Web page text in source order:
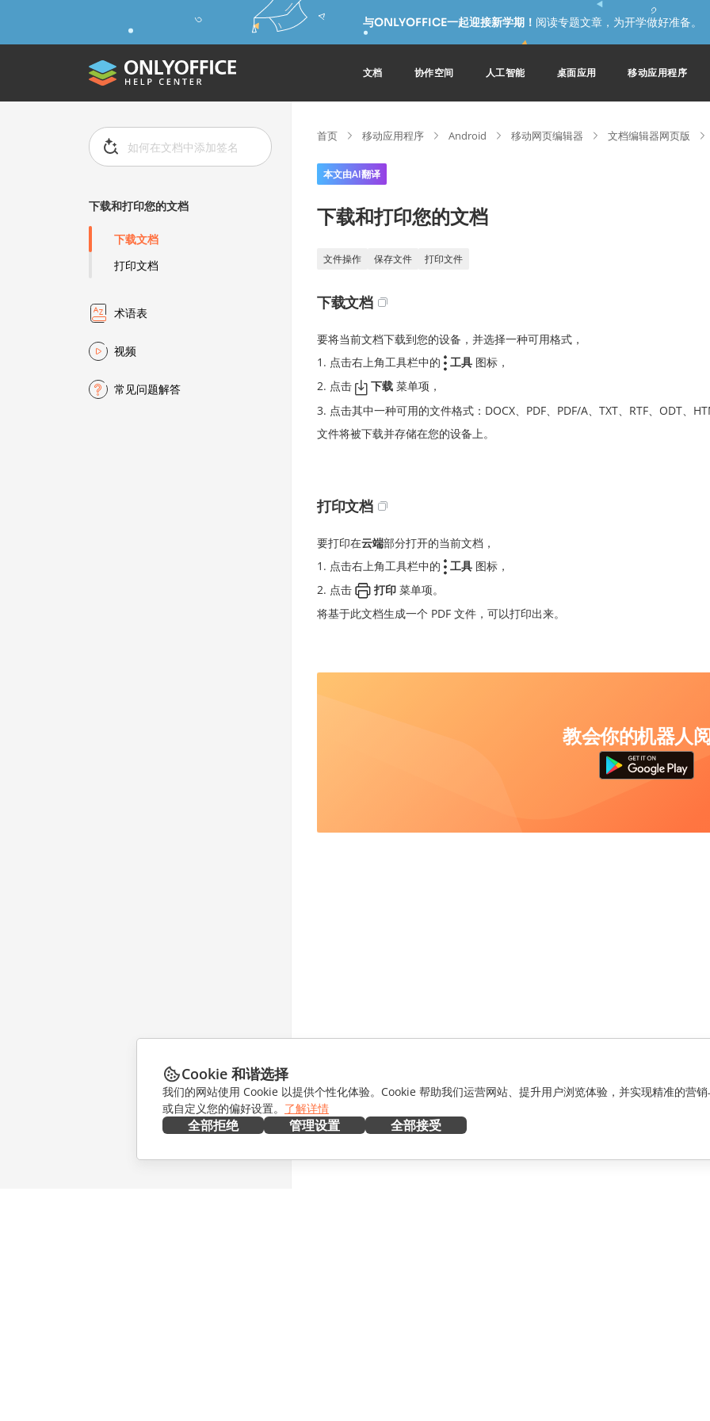
与ONLYOFFICE一起迎接新学期！ 阅读专题文章，为开学做好准备。
文档 协作空间 人工智能 桌面应用 移动应用程序
下载和打印您的文档
下载文档
打印文档
术语表
视频
常见问题解答
首页 移动应用程序 Android 移动网页编辑器 文档编辑器网页版
本文由AI翻译
下载和打印您的文档
文件操作 保存文件 打印文件
下载文档
要将当前文档下载到您的设备，并选择一种可用格式，
点击右上角工具栏中的
工具 图标，
点击
下载 菜单项，
点击其中一种可用的文件格式：DOCX、PDF、PDF/A、TXT、RTF、ODT、
文件将被下载并存储在您的设备上。
打印文档
要打印在云端部分打开的当前文档，
点击右上角工具栏中的
工具 图标，
点击
打印 菜单项。
将基于此文档生成一个 PDF 文件，可以打印出来。
教会你的机器人
Cookie 和谐选择
我们的网站使用 Cookie 以提供个性化体验。Cookie 帮助我们运营网站、提升用户浏览体验，并实现精准的营
或自定义您的偏好设置。 了解详情
全部拒绝 管理设置 全部接受